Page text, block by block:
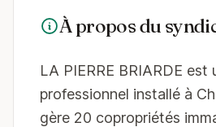
À propos du
LA PIERRE BRIARDE est
professionnel installé à
gère 20 copropriétés